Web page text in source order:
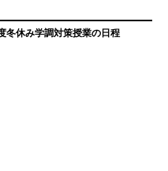
冬休み学調対策授業の日程